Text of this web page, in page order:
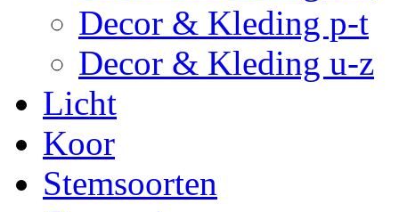
Decor & Kleding p-t
Decor & Kleding u-z
Licht
Koor
Stemsoorten